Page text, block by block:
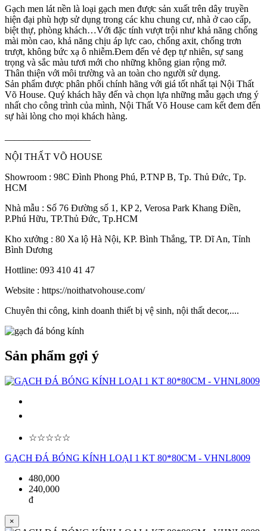
Gạch men lát nền là loại gạch men được sản xuất trên dây truyền
hiện đại phù hợp sử dụng trong các khu chung cư, nhà ở cao cấp,
biệt thự, phòng khách…Với đặc tính vượt trội như khả năng chống
mài mòn cao, khả năng chịu áp lực cao, chống axit, chống trơn
trượt, không bức xạ ô nhiễm.Đem đến vẻ đẹp tự nhiên, sự sang
trọng và sắc màu tươi mới cho những không gian rộng mở.
Thân thiện với môi trường và an toàn cho người sử dụng.
Sản phẩm được phân phối chính hãng với giá tốt nhất tại Nội Thất
Võ House. Quý khách hãy đến và chọn lựa những mẫu gạch ưng ý
nhất cho công trình của mình, Nội Thất Võ House cam kết đem đến
sự hài lòng cho mọi khách hàng.
NỘI THẤT VÕ HOUSE
Showroom : 98C Đình Phong Phú, P.TNP B, Tp. Thủ Đức, Tp.
HCM
Nhà mẫu : Số 76 Đường số 1, KP 2, Verosa Park Khang Điền,
P.Phú Hữu, TP.Thủ Đức, Tp.HCM
Kho xưởng : 80 Xa lộ Hà Nội, KP. Bình Thắng, TP. Dĩ An, Tỉnh
Bình Dương
Hottline: 093 410 41 47
Website : https://noithatvohouse.com/
Chuyên thi công, kinh doanh thiết bị vệ sinh, nội thất decor,....
Sản phẩm gợi ý
☆☆☆☆☆
GẠCH ĐÁ BÓNG KÍNH LOẠI 1 KT 80*80CM - VHNL8009
480,000
240,000
đ
×